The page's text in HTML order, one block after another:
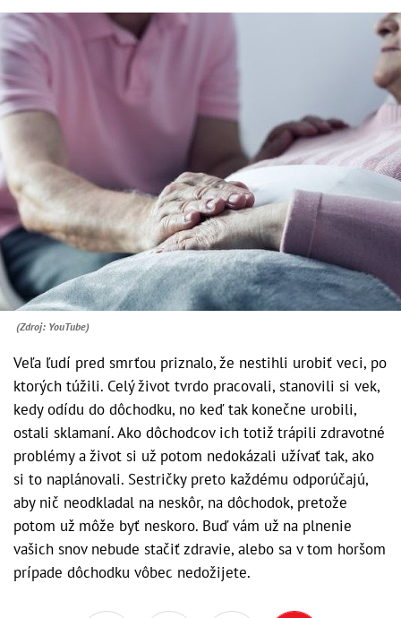
(Zdroj: YouTube)
Veľa ľudí pred smrťou priznalo, že nestihli urobiť veci, po
ktorých túžili. Celý život tvrdo pracovali, stanovili si vek,
kedy odídu do dôchodku, no keď tak konečne urobili,
ostali sklamaní. Ako dôchodcov ich totiž trápili zdravotné
problémy a život si už potom nedokázali užívať tak, ako
si to naplánovali. Sestričky preto každému odporúčajú,
aby nič neodkladal na neskôr, na dôchodok, pretože
potom už môže byť neskoro. Buď vám už na plnenie
vašich snov nebude stačiť zdravie, alebo sa v tom horšom
prípade dôchodku vôbec nedožijete.